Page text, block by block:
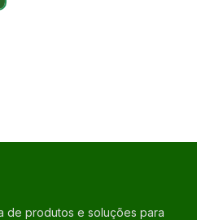
de produtos e soluções para